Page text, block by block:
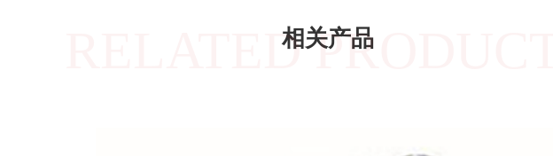
相关产品
RELATED